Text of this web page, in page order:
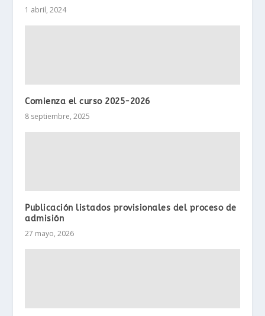
1 abril, 2024
Comienza el curso 2025-2026
8 septiembre, 2025
Publicación listados provisionales del proceso de
admisión
27 mayo, 2026